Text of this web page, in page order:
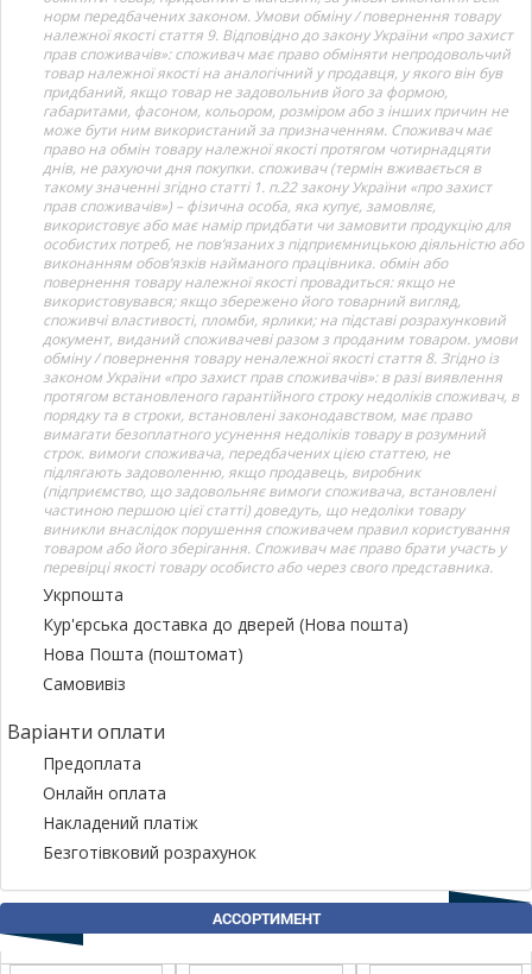
норм передбачених законом. Умови обміну / повернення товару
належної якості стаття 9. Відповідно до закону України «про захист
прав споживачів»: споживач має право обміняти непродовольчий
товар належної якості на аналогічний у продавця, у якого він був
придбаний, якщо товар не задовольнив його за формою,
габаритами, фасоном, кольором, розміром або з інших причин не
може бути ним використаний за призначенням. Споживач має
право на обмін товару належної якості протягом чотирнадцяти
днів, не рахуючи дня покупки. споживач (термін вживається в
такому значенні згідно статті 1. п.22 закону України «про захист
прав споживачів») – фізична особа, яка купує, замовляє,
використовує або має намір придбати чи замовити продукцію для
особистих потреб, не пов’язаних з підприємницькою діяльністю або
виконанням обов’язків найманого працівника. обмін або
повернення товару належної якості провадиться: якщо не
використовувався; якщо збережено його товарний вигляд,
споживчі властивості, пломби, ярлики; на підставі розрахунковий
документ, виданий споживачеві разом з проданим товаром. умови
обміну / повернення товару неналежної якості стаття 8. Згідно із
законом України «про захист прав споживачів»: в разі виявлення
протягом встановленого гарантійного строку недоліків споживач, в
порядку та в строки, встановлені законодавством, має право
вимагати безоплатного усунення недоліків товару в розумний
строк. вимоги споживача, передбачених цією статтею, не
підлягають задоволенню, якщо продавець, виробник
(підприємство, що задовольняє вимоги споживача, встановлені
частиною першою цієї статті) доведуть, що недоліки товару
виникли внаслідок порушення споживачем правил користування
товаром або його зберігання. Споживач має право брати участь у
перевірці якості товару особисто або через свого представника.
Укрпошта
Кур'єрська доставка до дверей (Нова пошта)
Нова Пошта (поштомат)
Самовивіз
Варіанти оплати
Предоплата
Онлайн оплата
Накладений платіж
Безготівковий розрахунок
АССОРТИМЕНТ